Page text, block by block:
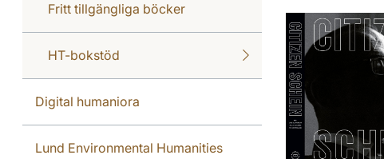
Fritt tillgängliga böcker
HT-bokstöd
Digital humaniora
Lund Environmental Humanities